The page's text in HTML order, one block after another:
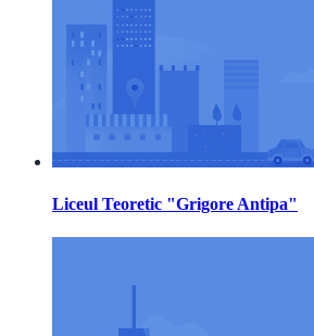
Liceul Teoretic "Grigore Antipa"